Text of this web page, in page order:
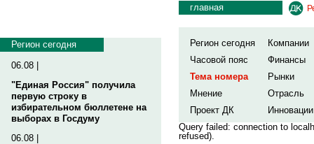
Регион сегодня
06.08 |
"Единая Россия" получила
первую строку в
избирательном бюллетене на
выборах в Госдуму
06.08 |
главная
Регион сегодня
Компании
Часовой пояс
Финансы
Тема номера
Рынки
Мнение
Отрасль
Проект ДК
Инновации
Query failed: connection to
refused).